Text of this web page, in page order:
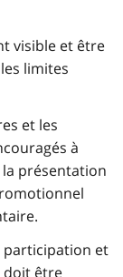
visible et être
limites
et les
à
la présentation
participation et
doit être